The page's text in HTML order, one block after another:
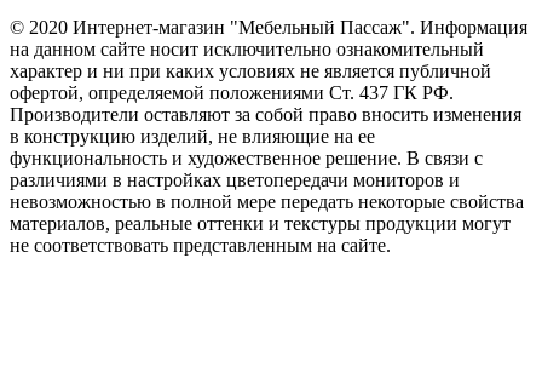
© 2020 Интернет-магазин "Мебельный Пассаж". Информация
на данном сайте носит исключительно ознакомительный
характер и ни при каких условиях не является публичной
офертой, определяемой положениями Ст. 437 ГК РФ.
Производители оставляют за собой право вносить изменения
в конструкцию изделий, не влияющие на ее
функциональность и художественное решение. В связи с
различиями в настройках цветопередачи мониторов и
невозможностью в полной мере передать некоторые свойства
материалов, реальные оттенки и текстуры продукции могут
не соответствовать представленным на сайте.